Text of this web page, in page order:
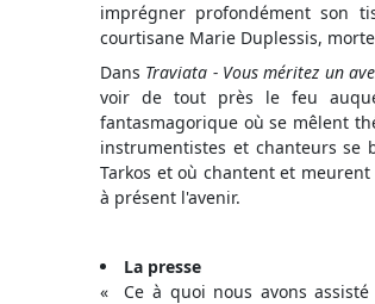
imprégner profondément son
courtisane Marie Duplessis,
Dans Traviata - Vous méritez un
voir de tout près le feu
fantasmagorique où se mêlent
instrumentistes et chanteurs se
Tarkos et où chantent et
à présent l'avenir.
La presse
« Ce à quoi nous avons